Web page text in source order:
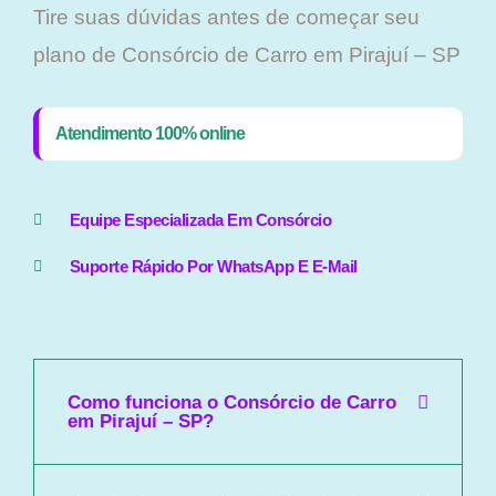
Tire suas dúvidas antes de começar seu
plano ​de Consórcio de Carro em Pirajuí – SP
Atendimento 100% online
Equipe Especializada Em Consórcio
Suporte Rápido Por WhatsApp E E-Mail
Como funciona o Consórcio de Carro
em Pirajuí – SP?